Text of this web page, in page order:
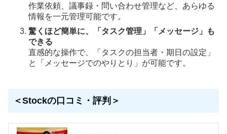
作業依頼、議事録・問い合わせ管理など、あらゆる
情報を一元管理可能です。
驚くほど簡単に、「タスク管理」「メッセージ」も
できる
直感的な操作で、「タスクの担当者・期日の設定」
と「メッセージでのやりとり」が可能です。
＜Stockの口コミ・評判＞